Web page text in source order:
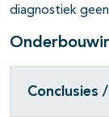
diagnostiek
Conclusies